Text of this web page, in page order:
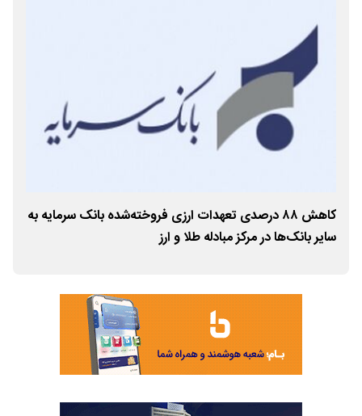
کاهش ۸۸ درصدی تعهدات ارزی فروخته‌شده بانک سرمایه به
سایر بانک‌ها در مرکز مبادله طلا و ارز